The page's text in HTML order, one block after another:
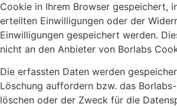
Cookie in Ihrem Browser gespeichert,
erteilten Einwilligungen oder der
Einwilligungen gespeichert werden.
nicht an den Anbieter von Borlabs
Die erfassten Daten werden
Löschung auffordern bzw. das
löschen oder der Zweck für die